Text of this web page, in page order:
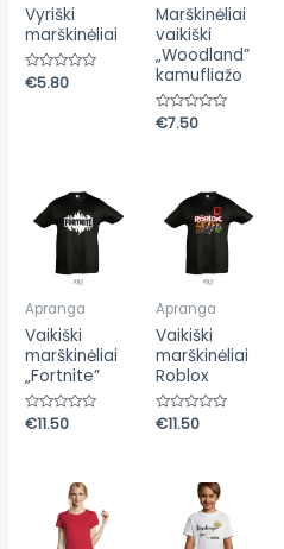
Vyriški
marškinėliai
Įvertinimas:
€5.80
Marškinėliai
vaikiški
„Woodland”
kamufliažo
Įvertinimas:
€7.50
Apranga
Vaikiški
marškinėliai
„Fortnite”
Įvertinimas:
€11.50
Apranga
Vaikiški
marškinėliai
Roblox
Įvertinimas:
€11.50